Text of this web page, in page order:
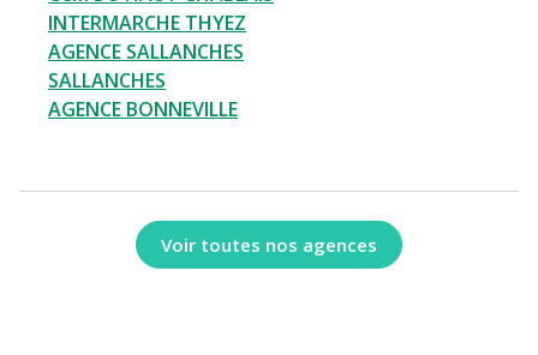
INTERMARCHE THYEZ
AGENCE SALLANCHES
SALLANCHES
AGENCE BONNEVILLE
Voir toutes nos agences